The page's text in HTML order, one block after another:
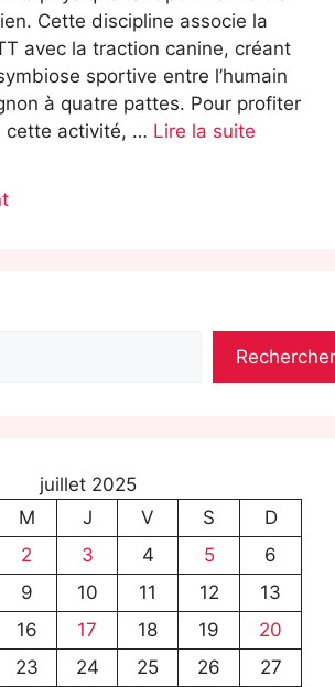
Cette discipline associe la
avec la traction canine, créant
sportive entre l’humain
à quatre pattes. Pour profiter
cette activité, … Lire la suite
Rechercher
juillet 2025
M J V S
D
2 3 4 5
6
9 10 11 12
13
16 17 18 19
20
23 24 25 26
27